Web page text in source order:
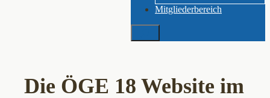
Mitgliederbereich
Suchen
Die ÖGE 18 Website im